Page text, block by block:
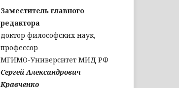
Заместитель главного
редактора
доктор философских наук,
профессор
МГИМО-Университет МИД РФ
Сергей Александрович
Кравченко